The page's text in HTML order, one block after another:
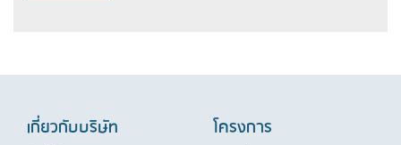
เกี่ยวกับบริษัท โครงการ